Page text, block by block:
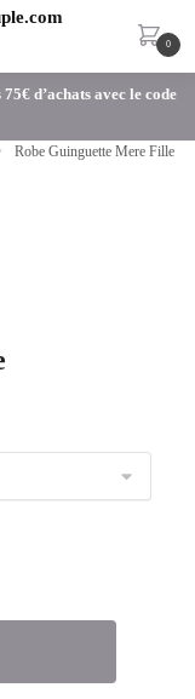
0
d’achats avec le code
Robe Guinguette Mere Fille